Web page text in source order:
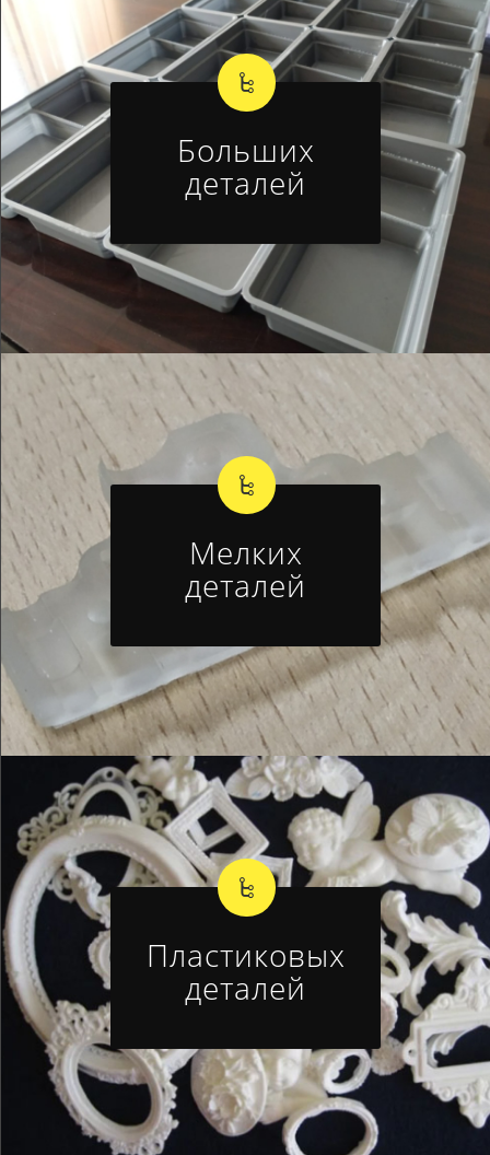
Больших
деталей
Мелких
деталей
Пластиковых
деталей